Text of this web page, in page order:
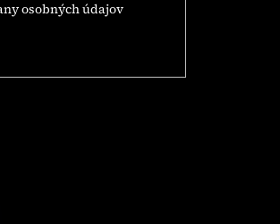
osobných údajov